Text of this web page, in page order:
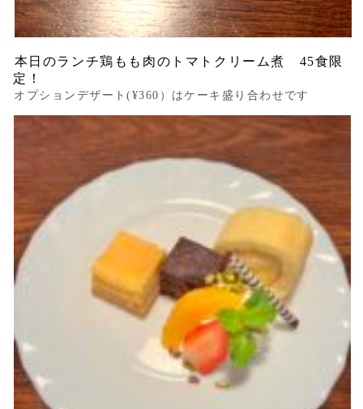
本日のランチ鶏もも肉のトマトクリーム煮 45食限
定！
オプションデザート(¥360）はケーキ盛り合わせです